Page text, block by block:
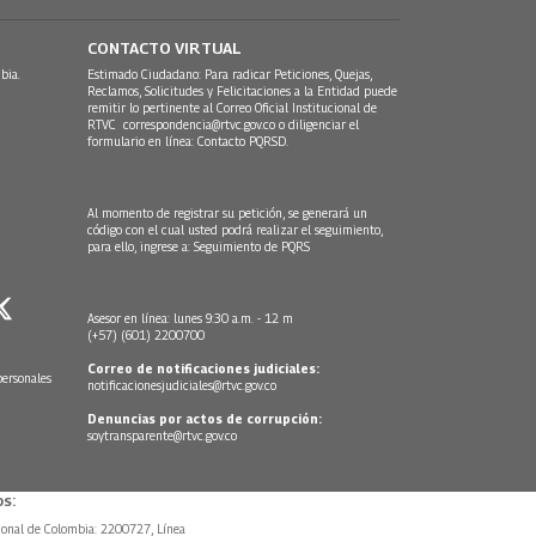
CONTACTO VIRTUAL
Estimado Ciudadano: Para radicar Peticiones, Quejas,
Reclamos, Solicitudes y Felicitaciones a la Entidad puede
remitir lo pertinente al Correo Oficial Institucional de
RTVC correspondencia@rtvc.gov.co o diligenciar el
formulario en línea: Contacto PQRSD.
Al momento de registrar su petición, se generará un
código con el cual usted podrá realizar el seguimiento,
para ello, ingrese a: Seguimiento de PQRS
Asesor en línea: lunes 9:30 a.m. - 12 m
(+57) (601) 2200700
Correo de notificaciones judiciales:
notificacionesjudiciales@rtvc.gov.co
Denuncias por actos de corrupción:
soytransparente@rtvc.gov.co
de Colombia: 2200727, Línea